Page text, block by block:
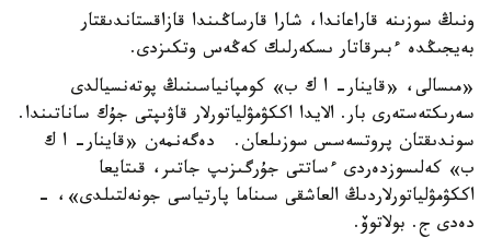
ونىڭ سوزىنە قاراعاندا، شارا قارساڭىندا قازاقستاندىقتار
بەيجىڭدە ءبىرقاتار ىسكەرلىك كەڭەس وتكىزدى.
«مىسالى، «قاينار- ا ك ب» كومپانياسىنىڭ پوتەنسيالدى
سەرىكتەستەرى بار. الايدا اككۋمۋلياتورلار قاۋىپتى جۇك ساناتىندا.
سوندىقتان پروتسەسس سوزىلعان. دەگەنمەن «قاينار- ا ك
ب» كەلىسوزدەردى ءساتتى جۇرگىزىپ جاتىر، قىتايعا
اككۋمۋلياتورلاردىڭ العاشقى سىناما پارتياسى جونەلتىلدى»، -
دەدى ج. بولاتوۆ.